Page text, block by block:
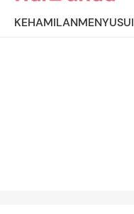
KEHAMILANMENYUSUI